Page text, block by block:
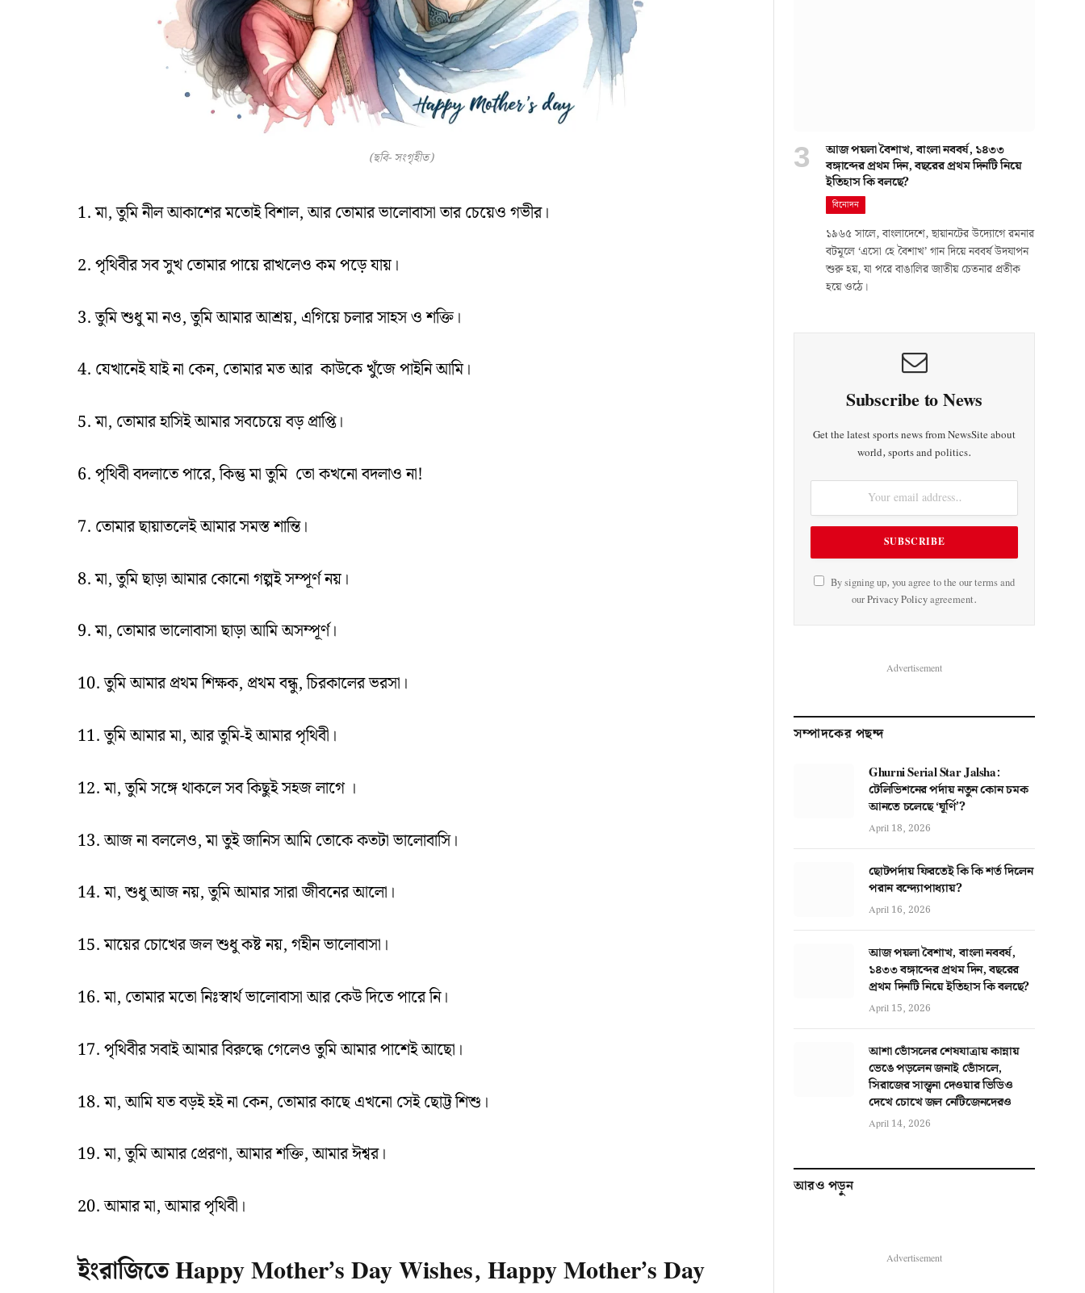
(ছবি- সংগৃহীত)
1. মা, তুমি নীল আকাশের মতোই বিশাল, আর তোমার ভালোবাসা তার চেয়েও গভীর।
2. পৃথিবীর সব সুখ তোমার পায়ে রাখলেও কম পড়ে যায়।
3. তুমি শুধু মা নও, তুমি আমার আশ্রয়, এগিয়ে চলার সাহস ও শক্তি।
4. যেখানেই যাই না কেন, তোমার মত আর কাউকে খুঁজে পাইনি আমি।
5. মা, তোমার হাসিই আমার সবচেয়ে বড় প্রাপ্তি।
6. পৃথিবী বদলাতে পারে, কিন্তু মা তুমি তো কখনো বদলাও না!
7. তোমার ছায়াতলেই আমার সমস্ত শান্তি।
8. মা, তুমি ছাড়া আমার কোনো গল্পই সম্পূর্ণ নয়।
9. মা, তোমার ভালোবাসা ছাড়া আমি অসম্পূর্ণ।
10. তুমি আমার প্রথম শিক্ষক, প্রথম বন্ধু, চিরকালের ভরসা।
11. তুমি আমার মা, আর তুমি-ই আমার পৃথিবী।
12. মা, তুমি সঙ্গে থাকলে সব কিছুই সহজ লাগে ।
13. আজ না বললেও, মা তুই জানিস আমি তোকে কতটা ভালোবাসি।
14. মা, শুধু আজ নয়, তুমি আমার সারা জীবনের আলো।
15. মায়ের চোখের জল শুধু কষ্ট নয়, গহীন ভালোবাসা।
16. মা, তোমার মতো নিঃস্বার্থ ভালোবাসা আর কেউ দিতে পারে নি।
17. পৃথিবীর সবাই আমার বিরুদ্ধে গেলেও তুমি আমার পাশেই আছো।
18. মা, আমি যত বড়ই হই না কেন, তোমার কাছে এখনো সেই ছোট্ট শিশু।
19. মা, তুমি আমার প্রেরণা, আমার শক্তি, আমার ঈশ্বর।
20. আমার মা, আমার পৃথিবী।
ইংরাজিতে Happy Mother’s Day Wishes, Happy Mother’s Day
আজ পয়লা বৈশাখ, বাংলা নববর্ষ, ১৪৩৩
বঙ্গাব্দের প্রথম দিন, বছরের প্রথম দিনটি নিয়ে
ইতিহাস কি বলছে?
বিনোদন
১৯৬৫ সালে, বাংলাদেশে, ছায়ানটের উদ্যোগে রমনার
বটমূলে ‘এসো হে বৈশাখ’ গান দিয়ে নববর্ষ উদযাপন
শুরু হয়, যা পরে বাঙালির জাতীয় চেতনার প্রতীক
হয়ে ওঠে।
Subscribe to News
Get the latest sports news from NewsSite about
world, sports and politics.
By signing up, you agree to the our terms and
ourPrivacy Policyagreement.
Advertisement
সম্পাদকের পছন্দ
Ghurni Serial Star Jalsha:
টেলিভিশনের পর্দায় নতুন কোন চমক
আনতে চলেছে ‘ঘূর্ণি’?
April 18, 2026
ছোটপর্দায় ফিরতেই কি কি শর্ত দিলেন
পরান বন্দ্যোপাধ্যায়?
April 16, 2026
আজ পয়লা বৈশাখ, বাংলা নববর্ষ,
১৪৩৩ বঙ্গাব্দের প্রথম দিন, বছরের
প্রথম দিনটি নিয়ে ইতিহাস কি বলছে?
April 15, 2026
আশা ভোঁসলের শেষযাত্রায় কান্নায়
ভেঙে পড়লেন জনাই ভোঁসলে,
সিরাজের সান্ত্বনা দেওয়ার ভিডিও
দেখে চোখে জল নেটিজেনদেরও
April 14, 2026
আরও পড়ুন
Advertisement